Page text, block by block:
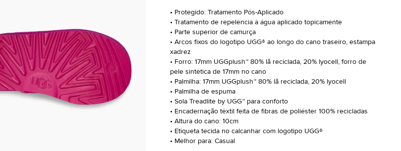
• Protegido: Tratamento Pós-Aplicado
• Tratamento de repelência à água aplicado topicamente
• Parte superior de camurça
• Arcos fixos do logotipo UGG® ao longo do cano traseiro, estampa
xadrez
• Forro: 17mm UGGplush™ 80% lã reciclada, 20% lyocell, forro de
pele sintética de 17mm no cano
• Palmilha: 17mm UGGplush™ 80% lã reciclada, 20% lyocell
• Palmilha de espuma
• Sola Treadlite by UGG™ para conforto
• Encadernação têxtil feita de fibras de poliéster 100% recicladas
• Altura do cano: 10cm
• Etiqueta tecida no calcanhar com logotipo UGG®
• Melhor para: Casual